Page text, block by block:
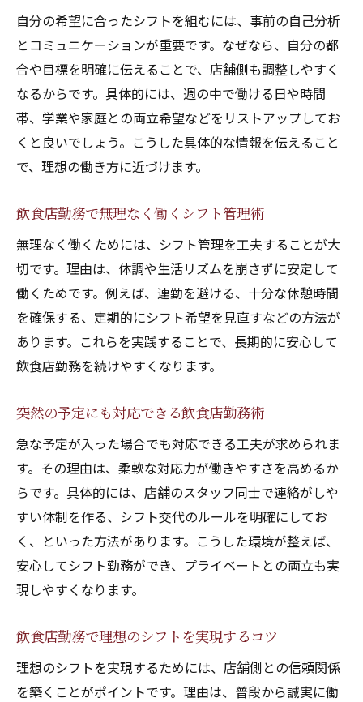
自分の希望に合ったシフトを組むには、事前の自己分析
とコミュニケーションが重要です。なぜなら、自分の都
合や目標を明確に伝えることで、店舗側も調整しやすく
なるからです。具体的には、週の中で働ける日や時間
帯、学業や家庭との両立希望などをリストアップしてお
くと良いでしょう。こうした具体的な情報を伝えること
で、理想の働き方に近づけます。
飲食店勤務で無理なく働くシフト管理術
無理なく働くためには、シフト管理を工夫することが大
切です。理由は、体調や生活リズムを崩さずに安定して
働くためです。例えば、連勤を避ける、十分な休憩時間
を確保する、定期的にシフト希望を見直すなどの方法が
あります。これらを実践することで、長期的に安心して
飲食店勤務を続けやすくなります。
突然の予定にも対応できる飲食店勤務術
急な予定が入った場合でも対応できる工夫が求められま
す。その理由は、柔軟な対応力が働きやすさを高めるか
らです。具体的には、店舗のスタッフ同士で連絡がしや
すい体制を作る、シフト交代のルールを明確にしてお
く、といった方法があります。こうした環境が整えば、
安心してシフト勤務ができ、プライベートとの両立も実
現しやすくなります。
飲食店勤務で理想のシフトを実現するコツ
理想のシフトを実現するためには、店舗側との信頼関係
を築くことがポイントです。理由は、普段から誠実に働